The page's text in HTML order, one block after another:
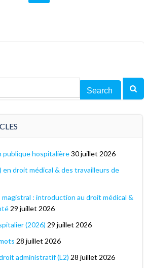
publique hospitalière30 juillet 2026
en droit médical & des travailleurs de
magistral : introduction au droit médical &
29 juillet 2026
(2026) 29 juillet 2026
28 juillet 2026
administratif (L2) 28 juillet 2026